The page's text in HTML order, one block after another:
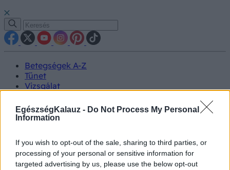
EgészségKalauz - Do Not Process My Personal
Information
If you wish to opt-out of the sale, sharing to third parties, or
processing of your personal or sensitive information for
targeted advertising by us, please use the below opt-out
Betegségek A-Z
Tünet
Vizsgálat
Életmódváltás
Kutatás
Videók
Kisállatok egészsége